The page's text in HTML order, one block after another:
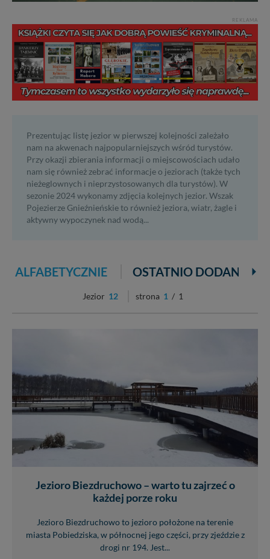
REKLAMA
Prezentując listę jezior w pierwszej kolejności zależało
nam na akwenach najpopularniejszych wśród turystów.
Przy okazji zbierania informacji o miejscowościach udało
nam się również zebrać informacje o jeziorach (także tych
nieżeglownych i nieprzystosowanych dla turystów). W
sezonie 2024 wykonamy zdjęcia kolejnych jezior. Wszak
Pojezierze Gnieźnieńskie to również jeziora, wiatr, żagle i
aktywny wypoczynek nad wodą...
ALFABETYCZNIE OSTATNIO DODANE
Jezior 12 strona 1 / 1
Jezioro Biezdruchowo – warto tu zajrzeć o
każdej porze roku
Jezioro Biezdruchowo to jezioro położone na terenie
miasta Pobiedziska, w północnej jego części, przy zjeździe z
drogi nr 194. Jest...